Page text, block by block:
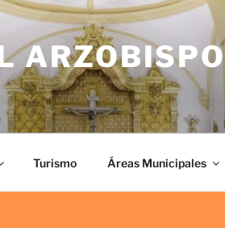
ARZOBISPO
Turismo Áreas Municipales